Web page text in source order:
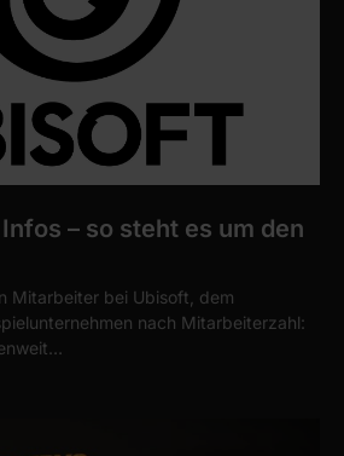
– so steht es um den
Mitarbeiter bei Ubisoft, dem
nach Mitarbeiterzahl: